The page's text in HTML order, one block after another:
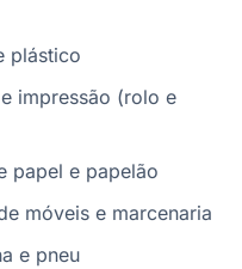
plástico
impressão (rolo e
papel e papelão
móveis e marcenaria
e pneu